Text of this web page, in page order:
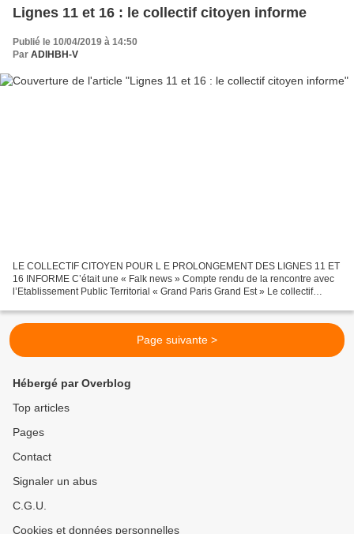
Lignes 11 et 16 : le collectif citoyen informe
Publié le 10/04/2019 à 14:50
Par ADIHBH-V
LE COLLECTIF CITOYEN POUR L E PROLONGEMENT DES LIGNES 11 ET
16 INFORME C’était une « Falk news » Compte rendu de la rencontre avec
l’Etablissement Public Territorial « Grand Paris Grand Est » Le collectif
Page suivante >
Hébergé par Overblog
Top articles
Pages
Contact
Signaler un abus
C.G.U.
Cookies et données personnelles